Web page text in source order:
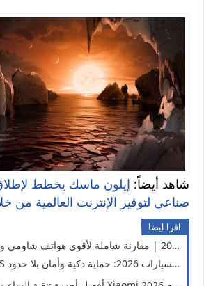
شاهد أيضاً:
صناعي لتوفير الإنترنت العالمية من
اقرا ايضا